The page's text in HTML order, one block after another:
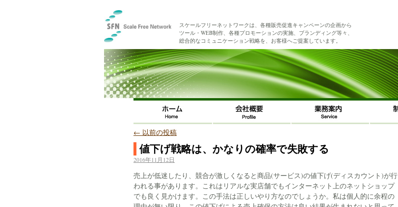
スケールフリーネットワークは、各種販売促進キャンペーンの企画から
ツール・WEB制作、各種プロモーションの実施、ブランディング等々、
総合的なコミュニケーション戦略を、お客様へご提案しています。
← 以前の投稿
値下げ戦略は、かなりの確率で失敗する
2016年11月12日
売上が低迷したり、競合が激しくなると商品(サービス)の値下げ(ディスカウント)が行
われる事があります。これはリアルな実店舗でもインターネット上のネットショップ
でも良く見かけます。この手法は正しいやり方なのでしょうか。私は個人的に余程の